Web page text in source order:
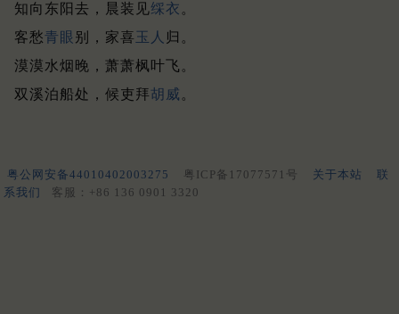
知向东阳去，晨装见䌽衣 。
客愁青眼 别，家喜玉人 归。
漠漠水烟晚，萧萧枫叶飞。
双溪泊船处，候吏拜胡威 。
粤公网安备44010402003275 粤ICP备17077571号 关于本站
联
系我们
客服：+86 136 0901 3320